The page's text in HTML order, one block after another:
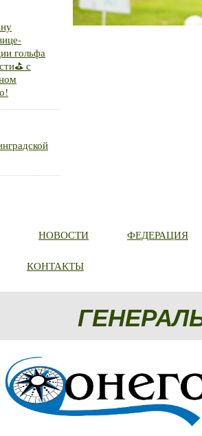
гольфа
с
НОВОСТИ ФЕДЕРАЦИЯ
КОНТАКТЫ